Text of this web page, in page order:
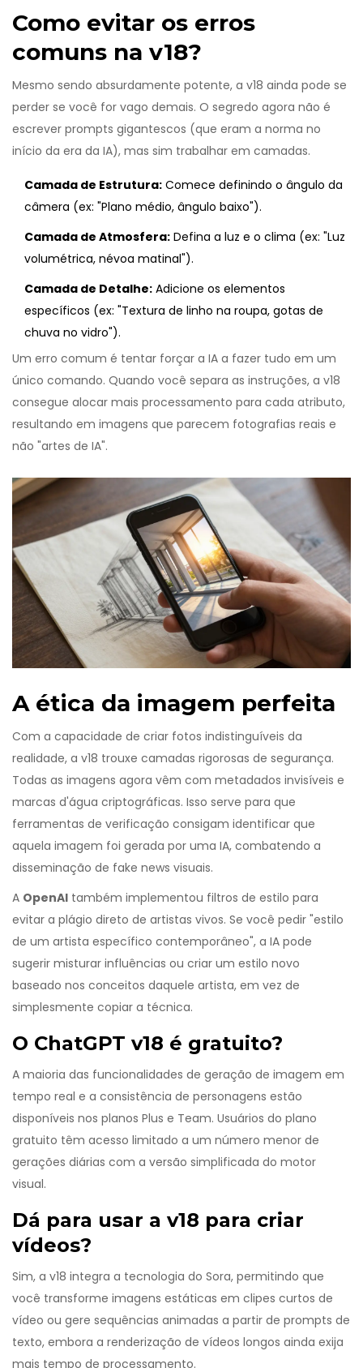
Como evitar os erros
comuns na v18?
Mesmo sendo absurdamente potente, a v18 ainda pode se
perder se você for vago demais. O segredo agora não é
escrever prompts gigantescos (que eram a norma no
início da era da IA), mas sim trabalhar em camadas.
Camada de Estrutura: Comece definindo o ângulo da
câmera (ex: "Plano médio, ângulo baixo").
Camada de Atmosfera: Defina a luz e o clima (ex: "Luz
volumétrica, névoa matinal").
Camada de Detalhe: Adicione os elementos
específicos (ex: "Textura de linho na roupa, gotas de
chuva no vidro").
Um erro comum é tentar forçar a IA a fazer tudo em um
único comando. Quando você separa as instruções, a v18
consegue alocar mais processamento para cada atributo,
resultando em imagens que parecem fotografias reais e
não "artes de IA".
A ética da imagem perfeita
Com a capacidade de criar fotos indistinguíveis da
realidade, a v18 trouxe camadas rigorosas de segurança.
Todas as imagens agora vêm com metadados invisíveis e
marcas d'água criptográficas. Isso serve para que
ferramentas de verificação consigam identificar que
aquela imagem foi gerada por uma IA, combatendo a
disseminação de fake news visuais.
A OpenAI também implementou filtros de estilo para
evitar a plágio direto de artistas vivos. Se você pedir "estilo
de um artista específico contemporâneo", a IA pode
sugerir misturar influências ou criar um estilo novo
baseado nos conceitos daquele artista, em vez de
simplesmente copiar a técnica.
O ChatGPT v18 é gratuito?
A maioria das funcionalidades de geração de imagem em
tempo real e a consistência de personagens estão
disponíveis nos planos Plus e Team. Usuários do plano
gratuito têm acesso limitado a um número menor de
gerações diárias com a versão simplificada do motor
visual.
Dá para usar a v18 para criar
vídeos?
Sim, a v18 integra a tecnologia do Sora, permitindo que
você transforme imagens estáticas em clipes curtos de
vídeo ou gere sequências animadas a partir de prompts de
texto, embora a renderização de vídeos longos ainda exija
mais tempo de processamento.